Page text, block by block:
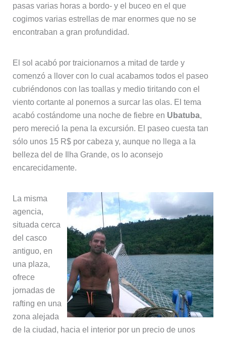
pasas varias horas a bordo- y el buceo en el que
cogimos varias estrellas de mar enormes que no se
encontraban a gran profundidad.
El sol acabó por traicionarnos a mitad de tarde y
comenzó a llover con lo cual acabamos todos el paseo
cubriéndonos con las toallas y medio tiritando con el
viento cortante al ponernos a surcar las olas. El tema
acabó costándome una noche de fiebre en Ubatuba,
pero mereció la pena la excursión. El paseo cuesta tan
sólo unos 15 R$ por cabeza y, aunque no llega a la
belleza del de Ilha Grande, os lo aconsejo
encarecidamente.
La misma
agencia,
situada cerca
del casco
antiguo, en
una plaza,
ofrece
jornadas de
rafting en una
zona alejada
de la ciudad, hacia el interior por un precio de unos